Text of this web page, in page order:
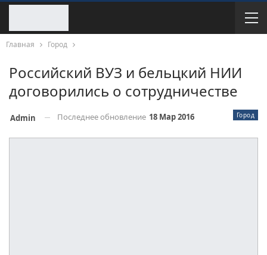
Главная Город
Российский ВУЗ и бельцкий НИИ
договорились о сотрудничестве
Город
Admin Последнее обновление 18 Мар 2016